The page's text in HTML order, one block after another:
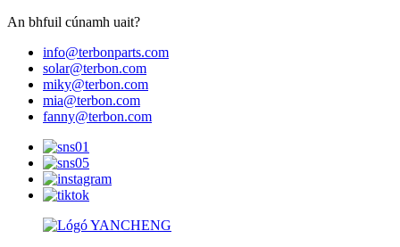
An bhfuil cúnamh uait?
info@terbonparts.com
solar@terbon.com
miky@terbon.com
mia@terbon.com
fanny@terbon.com